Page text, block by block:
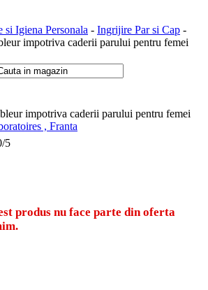
si Igiena Personala - Ingrijire Par si Cap -
impotriva caderii parului pentru femei
impotriva caderii parului pentru femei
, Franta
/5
produs nu face parte din oferta